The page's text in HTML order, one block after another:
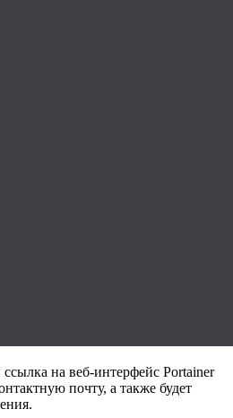
на веб-интерфейс Portainer
почту, а также будет